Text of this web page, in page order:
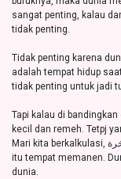
sangat penting, kalau
tidak penting.
Tidak penting karena
adalah tempat hidup
tidak penting untuk jadi
Tapi kalau di
kecil dan remeh. Tetpj
Mari kita berkalkulasi, الدنيا مزرعة الآخرة. Dunia itu tempat menanam, akhirat
itu tempat memanen.
dunia.